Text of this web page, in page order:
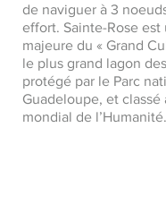
de naviguer à 3
effort. Sainte-Rose est
majeure du « Grand
le plus grand lagon
protégé par le Parc
Guadeloupe, et classé
mondial de l’Humanité.